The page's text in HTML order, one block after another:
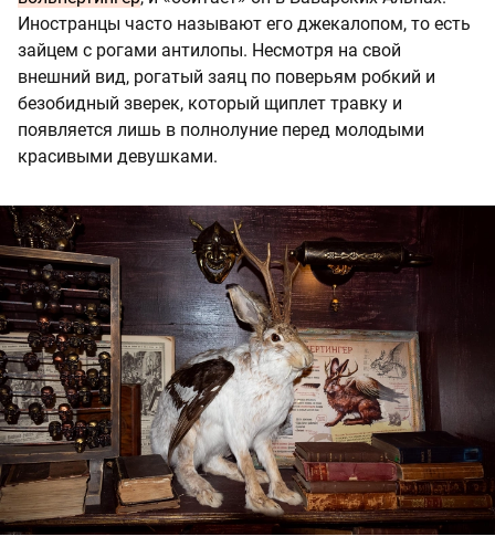
Иностранцы часто называют его джекалопом, то есть
зайцем с рогами антилопы. Несмотря на свой
внешний вид, рогатый заяц по поверьям робкий и
безобидный зверек, который щиплет травку и
появляется лишь в полнолуние перед молодыми
красивыми девушками.